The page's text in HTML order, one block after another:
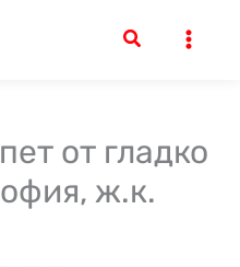
от гладко
ж.к.